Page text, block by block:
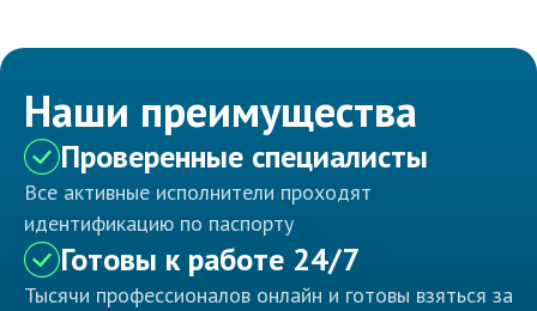
Наши преимущества
Проверенные специалисты
Все активные исполнители проходят
идентификацию по паспорту
Готовы к работе 24/7
Тысячи профессионалов онлайн и готовы взяться за